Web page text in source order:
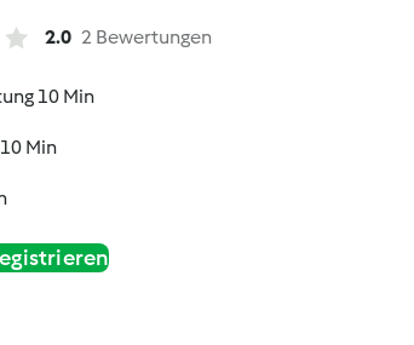
2.0 2 Bewertungen
10 Min
Min